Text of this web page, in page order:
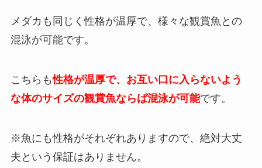
メダカも同じく性格が温厚で、様々な観賞魚との
混泳が可能です。
こちらも性格が温厚で、お互い口に入らないよう
な体のサイズの観賞魚ならば混泳が可能です。
※魚にも性格がそれぞれありますので、絶対大丈
夫という保証はありません。